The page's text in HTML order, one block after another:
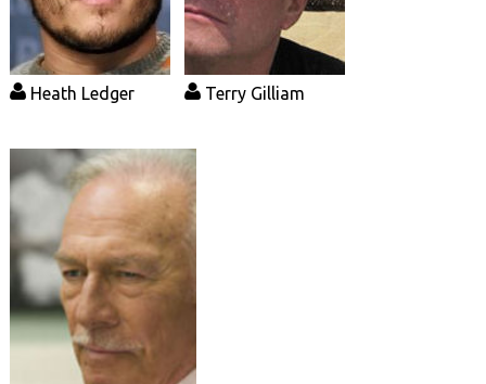
Heath Ledger Terry Gilliam